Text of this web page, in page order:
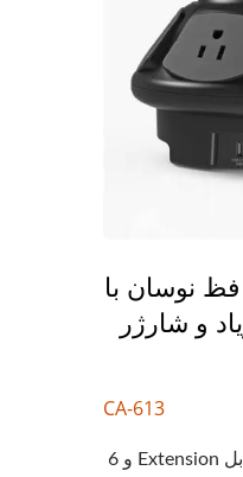
نوسان با
و شارژر
CA-613
محافظ نوسان برق با کابل Extension و 6